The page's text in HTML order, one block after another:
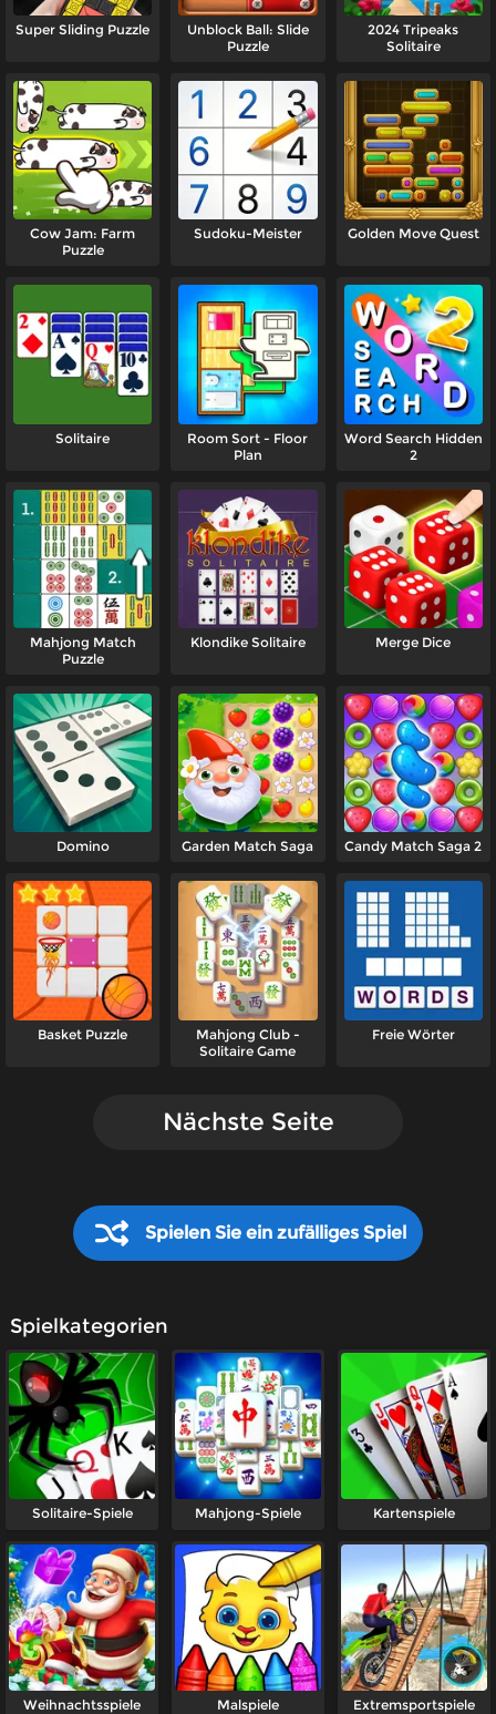
Super Sliding Puzzle
Unblock Ball: Slide
Puzzle
2024 Tripeaks
Solitaire
Cow Jam: Farm
Puzzle
Sudoku-Meister Golden Move Quest
Solitaire
Room Sort - Floor
Plan
Word Search Hidden
2
Mahjong Match
Puzzle
Klondike Solitaire Merge Dice
Domino Garden Match Saga Candy Match Saga 2
Basket Puzzle
Mahjong Club -
Solitaire Game
Freie Wörter
Nächste Seite
Spielen Sie ein zufälliges Spiel
Spielkategorien
Solitaire-Spiele Mahjong-Spiele Kartenspiele
Weihnachtsspiele Malspiele Extremsportspiele